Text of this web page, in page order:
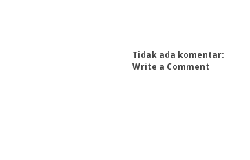
Tidak ada komentar:
Write a Comment